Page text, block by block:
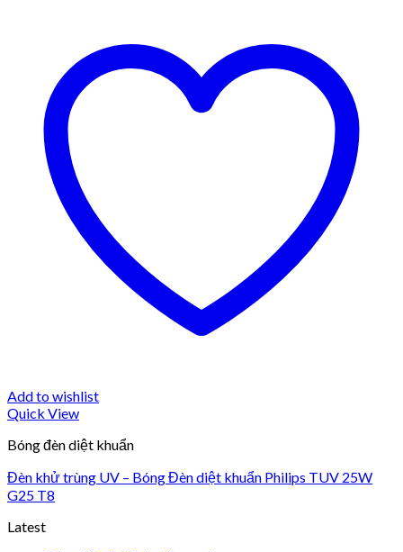
Add to wishlist
Quick View
Bóng đèn diệt khuẩn
Đèn khử trùng UV – Bóng Đèn diệt khuẩn Philips TUV 25W
G25 T8
Latest